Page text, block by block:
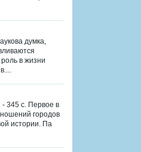
думка,
в жизни
345 с. Первое в
городов
истории. Па